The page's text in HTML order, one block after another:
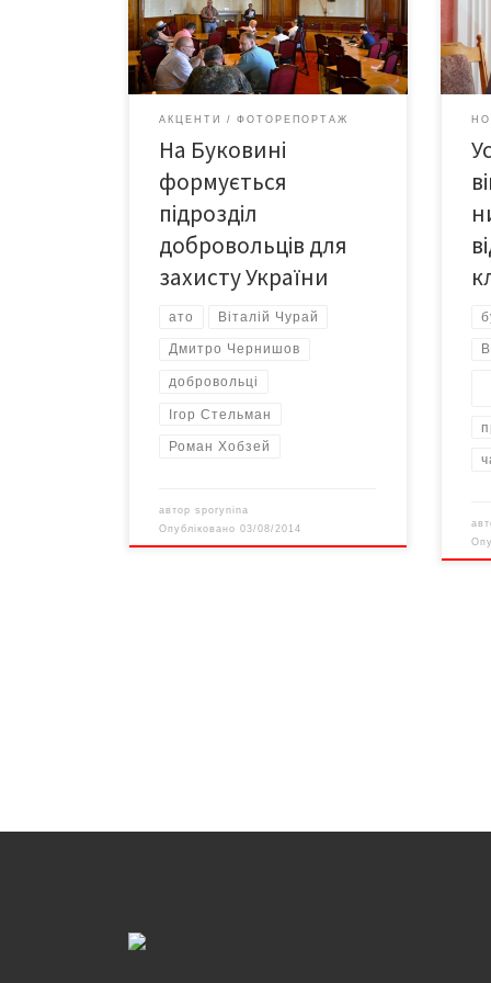
добровольців, які створюють
підрозділ, що нестиме службу на
кордонах України та в зоні АТО.
АКЦЕНТИ ФОТОРЕПОРТАЖ
На Буковині
формується
підрозділ
добровольців для
захисту України
ато Віталій Чурай
Дмитро Чернишов
добровольці
Ігор Стельман
Роман Хобзей
авторsporynina
Опубліковано03/08/2014
31
на